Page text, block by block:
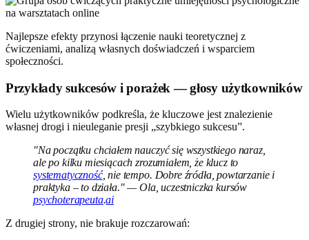
Najlepsze efekty przynosi łączenie nauki teoretycznej z
ćwiczeniami, analizą własnych doświadczeń i wsparciem
społeczności.
Przykłady sukcesów i porażek — głosy użytkowników
Wielu użytkowników podkreśla, że kluczowe jest znalezienie
własnej drogi i nieuleganie presji „szybkiego sukcesu”.
"Na początku chciałem nauczyć się wszystkiego naraz,
ale po kilku miesiącach zrozumiałem, że klucz to
systematyczność, nie tempo. Dobre źródła, powtarzanie i
praktyka – to działa." — Ola, uczestniczka kursów
psychoterapeuta.ai
Z drugiej strony, nie brakuje rozczarowań: